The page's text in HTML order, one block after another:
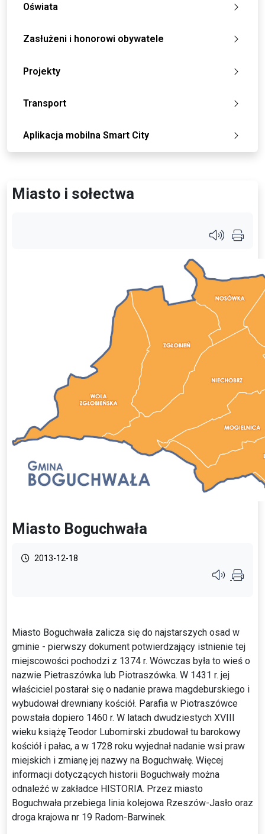
Oświata
Zasłużeni i honorowi obywatele
Projekty
Transport
Aplikacja mobilna Smart City
Miasto i sołectwa
Przycisk
Miasto Boguchwała
2013-12-18
Przycisk
Miasto Boguchwała zalicza się do najstarszych osad w
gminie - pierwszy dokument potwierdzający istnienie tej
miejscowości pochodzi z 1374 r. Wówczas była to wieś o
nazwie Pietraszówka lub Piotraszówka. W 1431 r. jej
właściciel postarał się o nadanie prawa magdeburskiego i
wybudował drewniany kościół. Parafia w Piotraszówce
powstała dopiero 1460 r. W latach dwudziestych XVIII
wieku książę Teodor Lubomirski zbudował tu barokowy
kościół i pałac, a w 1728 roku wyjednał nadanie wsi praw
miejskich i zmianę jej nazwy na Boguchwałę. Więcej
informacji dotyczących historii Boguchwały można
odnaleźć w zakładce HISTORIA. Przez miasto
Boguchwała przebiega linia kolejowa Rzeszów-Jasło oraz
droga krajowa nr 19 Radom-Barwinek.